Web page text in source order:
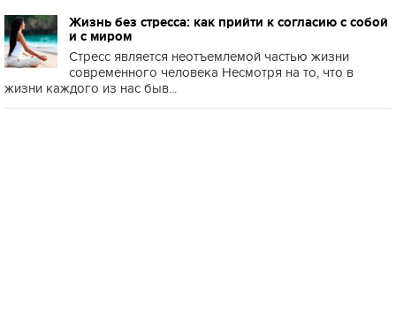
Жизнь без стресса: как прийти к согласию с собой
и с миром
Стресс является неотъемлемой частью жизни
современного человека Несмотря на то, что в
жизни каждого из нас быв...